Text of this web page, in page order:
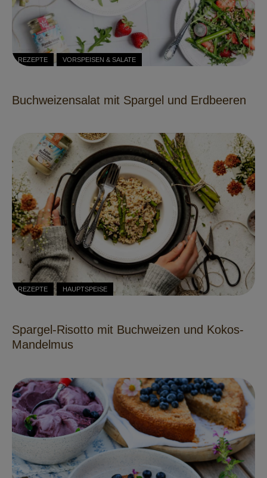
REZEPTE VORSPEISEN & SALATE
Buchweizensalat mit Spargel und Erdbeeren
REZEPTE HAUPTSPEISE
Spargel-Risotto mit Buchweizen und Kokos-
Mandelmus